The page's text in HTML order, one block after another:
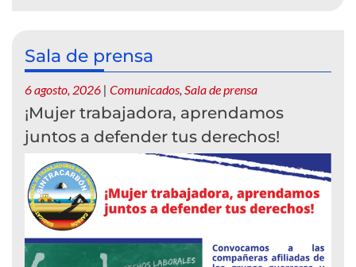
Sala de prensa
6 agosto, 2026 | Comunicados, Sala de prensa
¡Mujer trabajadora, aprendamos
juntos a defender tus derechos!